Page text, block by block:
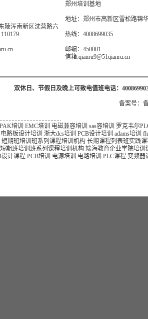
陵浑南新区沈营路六
郑州培训基地
地址：郑州市高新区雪松路锦
热线：4008699035
邮编：450001
信箱:qianru9@51qianru.cn
双休日、节假日及晚上可致电值班电话：
备案号：
培训 EMC培训 电磁兼容培训 sas容培训 罗克韦尔
电路板设计培训 浙大dcs培训 PCB设计培训 adams培训
短期班培训 班系列课程培训 机构 长期课程列表班实践
短期班培训 班系列课程培训 机构 端海教育企业学院培训
设计课程 PCB培训 电源培训 电路培训 PLC课程 变频器